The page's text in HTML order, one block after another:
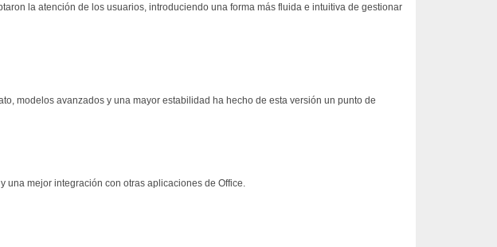
la atención de los usuarios, introduciendo una forma más fluida e intuitiva de gestionar
modelos avanzados y una mayor estabilidad ha hecho de esta versión un punto de
mejor integración con otras aplicaciones de Office.